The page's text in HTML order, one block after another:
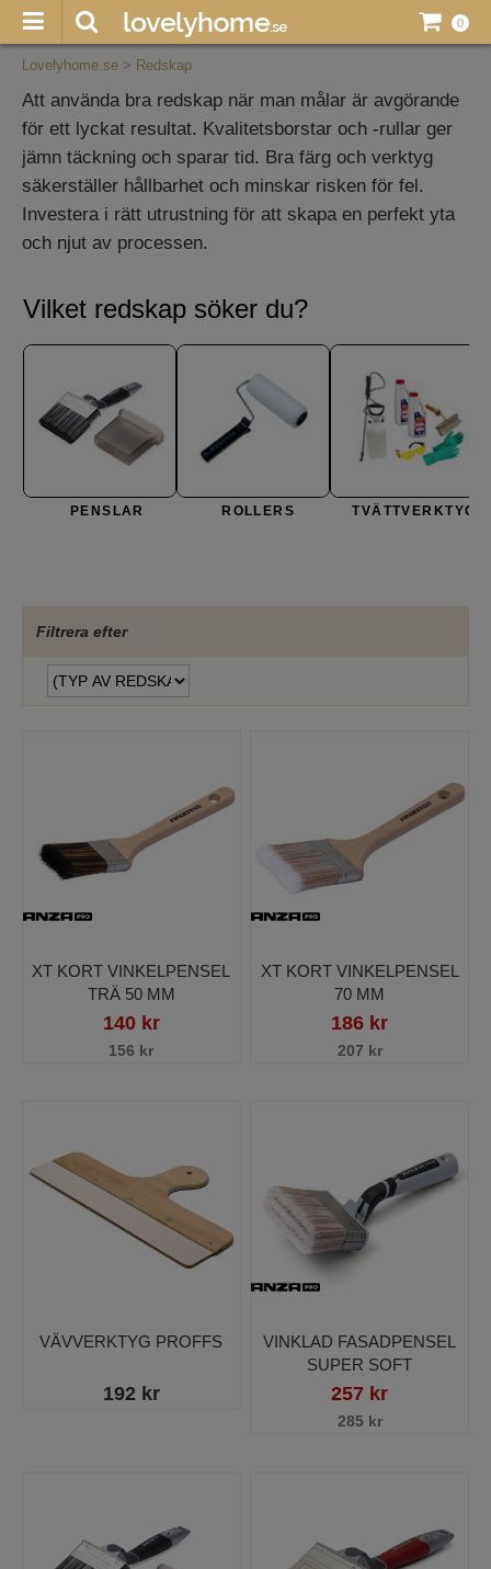
0
Lovelyhome.se > Redskap
Att använda bra redskap när man målar är avgörande
för ett lyckat resultat. Kvalitetsborstar och -rullar ger
jämn täckning och sparar tid. Bra färg och verktyg
säkerställer hållbarhet och minskar risken för fel.
Investera i rätt utrustning för att skapa en perfekt yta
och njut av processen.
Vilket redskap söker du?
PENSLAR ROLLERS TVÄTTVERKTYG
Filtrera efter
XT KORT VINKELPENSEL
TRÄ 50 MM
140 kr
156 kr
XT KORT VINKELPENSEL
70 MM
186 kr
207 kr
VÄVVERKTYG PROFFS
192 kr
VINKLAD FASADPENSEL
SUPER SOFT
257 kr
285 kr